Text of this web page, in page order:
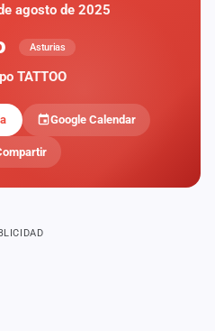
agosto de 2025
Asturias
TATTOO
Google Calendar